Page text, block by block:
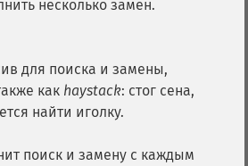
несколько замен.
для поиска и замены,
как haystack: стог сена,
найти иголку.
поиск и замену с каждым